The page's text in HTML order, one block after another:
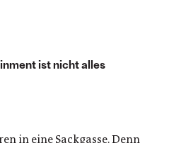
ist nicht alles
in eine Sackgasse. Denn